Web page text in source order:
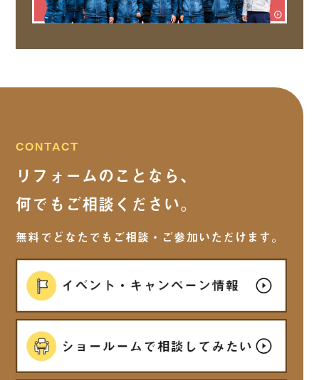
CONTACT
リフォームのことなら、
何でもご相談ください。
無料でどなたでもご相談・ご参加いただけます。